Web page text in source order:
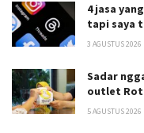
4 jasa
tapi saya
3 AGUSTUS 2026
Sadar
outlet
5 AGUSTUS 2026